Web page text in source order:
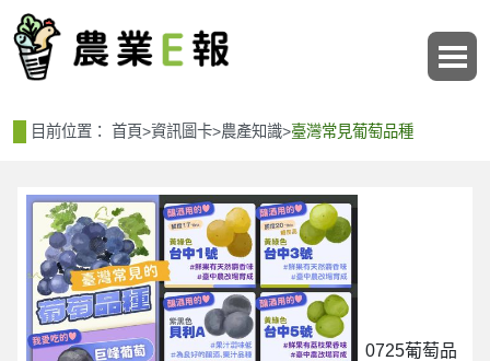
目前位置： 首頁>資訊圖卡>農產知識>臺灣常見葡萄品種
0725葡萄品